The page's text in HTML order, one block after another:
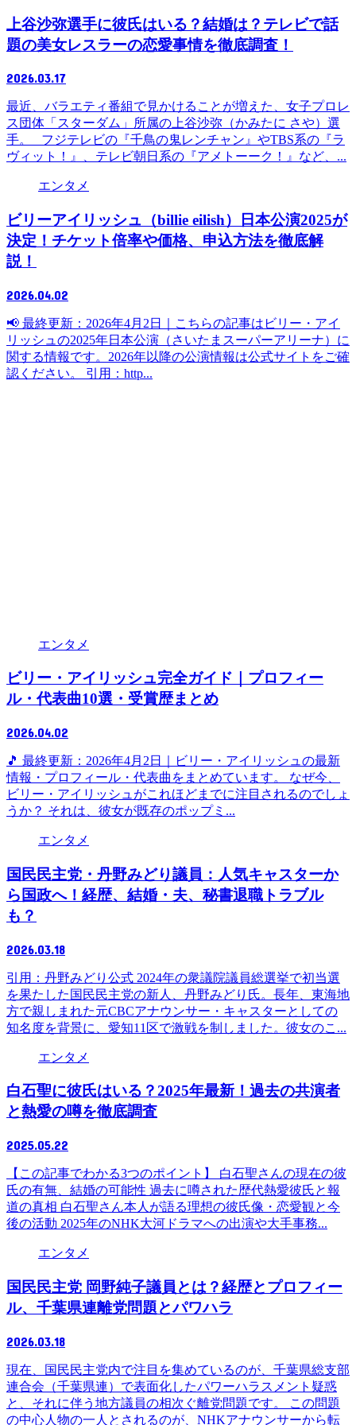
上谷沙弥選手に彼氏はいる？結婚は？テレビで話
題の美女レスラーの恋愛事情を徹底調査！
2026.03.17
最近、バラエティ番組で見かけることが増えた、女子プロレ
ス団体「スターダム」所属の上谷沙弥（かみたに さや）選
手。 フジテレビの『千鳥の鬼レンチャン』やTBS系の『ラ
ヴィット！』、テレビ朝日系の『アメトーーク！』など、...
エンタメ
ビリーアイリッシュ（billie eilish）日本公演2025が
決定！チケット倍率や価格、申込方法を徹底解
説！
2026.04.02
📢 最終更新：2026年4月2日｜こちらの記事はビリー・アイ
リッシュの2025年日本公演（さいたまスーパーアリーナ）に
関する情報です。2026年以降の公演情報は公式サイトをご確
認ください。 引用：http...
エンタメ
ビリー・アイリッシュ完全ガイド｜プロフィー
ル・代表曲10選・受賞歴まとめ
2026.04.02
🎵 最終更新：2026年4月2日｜ビリー・アイリッシュの最新
情報・プロフィール・代表曲をまとめています。 なぜ今、
ビリー・アイリッシュがこれほどまでに注目されるのでしょ
うか？ それは、彼女が既存のポップミ...
エンタメ
国民民主党・丹野みどり議員：人気キャスターか
ら国政へ！経歴、結婚・夫、秘書退職トラブル
も？
2026.03.18
引用：丹野みどり公式 2024年の衆議院議員総選挙で初当選
を果たした国民民主党の新人、丹野みどり氏。長年、東海地
方で親しまれた元CBCアナウンサー・キャスターとしての
知名度を背景に、愛知11区で激戦を制しました。彼女のこ...
エンタメ
白石聖に彼氏はいる？2025年最新！過去の共演者
と熱愛の噂を徹底調査
2025.05.22
【この記事でわかる3つのポイント】 白石聖さんの現在の彼
氏の有無、結婚の可能性 過去に噂された歴代熱愛彼氏と報
道の真相 白石聖さん本人が語る理想の彼氏像・恋愛観と今
後の活動 2025年のNHK大河ドラマへの出演や大手事務...
エンタメ
国民民主党 岡野純子議員とは？経歴とプロフィー
ル、千葉県連離党問題とパワハラ
2026.03.18
現在、国民民主党内で注目を集めているのが、千葉県総支部
連合会（千葉県連）で表面化したパワーハラスメント疑惑
と、それに伴う地方議員の相次ぐ離党問題です。 この問題
の中心人物の一人とされるのが、NHKアナウンサーから転